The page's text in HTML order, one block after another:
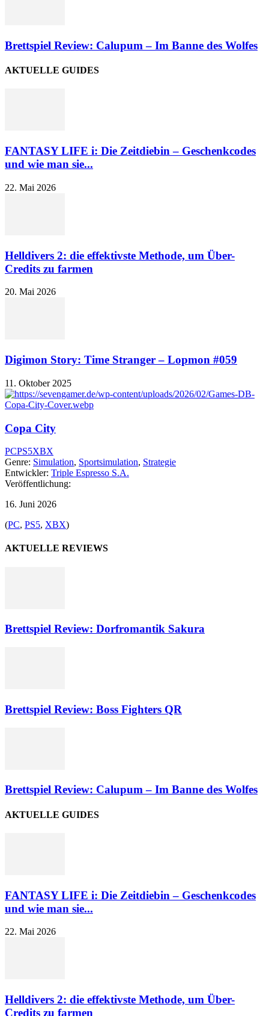
Brettspiel Review: Calupum – Im Banne des Wolfes
AKTUELLE GUIDES
FANTASY LIFE i: Die Zeitdiebin – Geschenkcodes
und wie man sie...
22. Mai 2026
Helldivers 2: die effektivste Methode, um Über-
Credits zu farmen
20. Mai 2026
Digimon Story: Time Stranger – Lopmon #059
11. Oktober 2025
Copa City
PCPS5XBX
Genre: Simulation, Sportsimulation, Strategie
Entwickler: Triple Espresso S.A.
Veröffentlichung:
16. Juni 2026
(PC, PS5, XBX)
AKTUELLE REVIEWS
Brettspiel Review: Dorfromantik Sakura
Brettspiel Review: Boss Fighters QR
Brettspiel Review: Calupum – Im Banne des Wolfes
AKTUELLE GUIDES
FANTASY LIFE i: Die Zeitdiebin – Geschenkcodes
und wie man sie...
22. Mai 2026
Helldivers 2: die effektivste Methode, um Über-
Credits zu farmen